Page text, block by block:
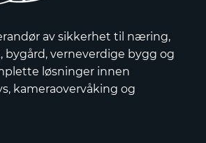
av sikkerhet til næring,
bygård, verneverdige bygg og
løsninger innen
kameraovervåking og